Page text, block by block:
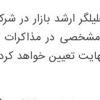
ارشد بازار
در مذاکرات
تعیین